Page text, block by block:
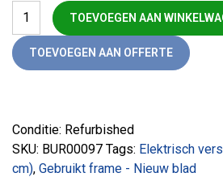
Zit-sta bureau aluminium dubbelen
TOEVOEGEN AAN
TOEVOEGEN AAN OFFERTE
Conditie: Refurbished
SKU: BUR00097 Tags: Elektrisch
cm), Gebruikt frame - Nieuw blad